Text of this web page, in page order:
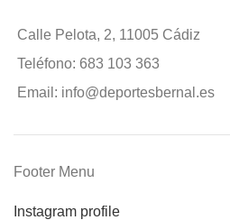
Calle Pelota, 2, 11005 Cádiz
Teléfono: 683 103 363
Email: info@deportesbernal.es
Footer Menu
Instagram profile